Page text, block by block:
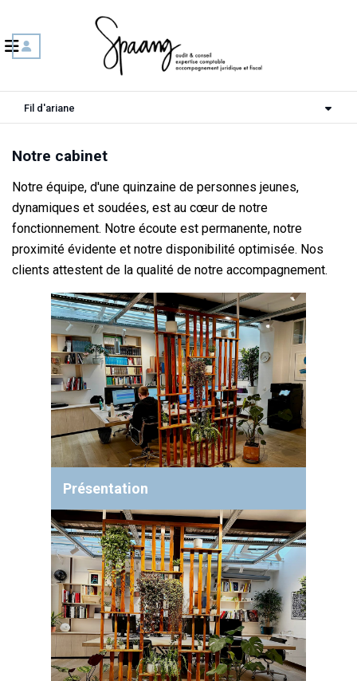
Fil d'ariane
Notre cabinet
Notre équipe, d'une quinzaine de personnes jeunes,
dynamiques et soudées, est au cœur de notre
fonctionnement. Notre écoute est permanente, notre
proximité évidente et notre disponibilité optimisée. Nos
clients attestent de la qualité de notre accompagnement.
Présentation